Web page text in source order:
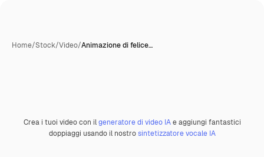
Home/Stock/Video/Animazione di felice…
Premium
Crea i tuoi video con ilgeneratore di video IAe aggiungi fantastici
doppiaggi usando il nostrosintetizzatore vocale IA